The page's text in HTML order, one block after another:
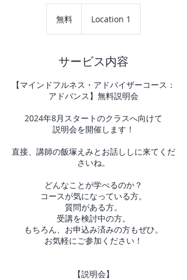
無料 Location 1
サービス内容
【マインドフルネス・アドバイザーコース：
アドバンス】無料説明会
2024年8月スタートのクラスへ向けて
説明会を開催します！
直接、講師の飯塚えみとお話ししに来てくだ
さいね。
どんなことが学べるのか？
コースが気になっている方。
質問がある方。
受講を検討中の方。
もちろん、お申込み済みの方もぜひ。
お気軽にご参加ください！
【説明会】